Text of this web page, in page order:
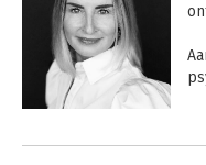
Andere